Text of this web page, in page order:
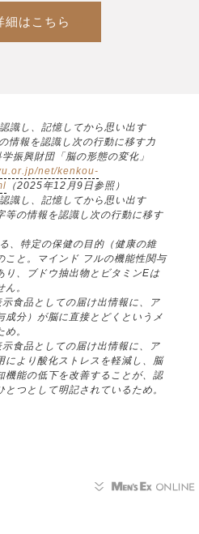
細はこちら
識し、記憶してから思い出す
情報を認識し次の行動に移す力
振興財団「脳の形態の変化」
net/kenkou-
（2025年12月9日参照）
識し、記憶してから思い出す
等の情報を認識し次の行動に移す
、特定の保健の目的（健康の維
こと。マインド フルの機能性関与
り、ブドウ抽出物とビタミンEは
。
食品としての届け出情報に、ア
成分）が脳に直接とどくというメ
。
食品としての届け出情報に、ア
により酸化ストレスを軽減し、脳
機能の低下を改善することが、認
つとして明記されているため。